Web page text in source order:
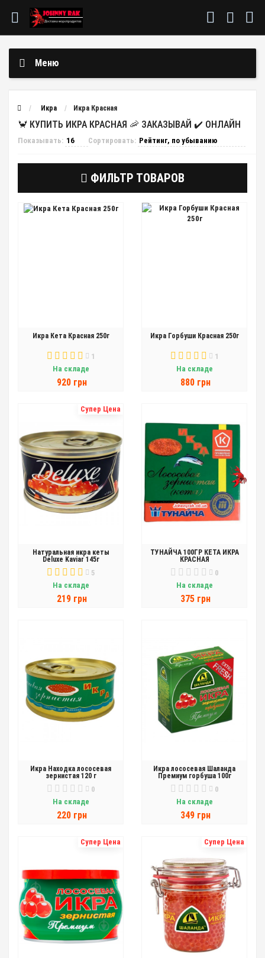
Меню
Икра Икра Красная
🦀 КУПИТЬ ИКРА КРАСНАЯ 🦐 ЗАКАЗЫВАЙ ✔️ ОНЛАЙН
Показывать: Сортировать:
ФИЛЬТР ТОВАРОВ
Икра Кета Красная 250г
1
На складе
920 грн
Икра Горбуши Красная 250г
1
На складе
880 грн
Супер Цена
Натуральная икра кеты
Deluxe Kaviar 145г
5
На складе
219 грн
ТУНАЙЧА 100ГР КЕТА ИКРА
КРАСНАЯ
0
На складе
375 грн
Икра Находка лососевая
зернистая 120 г
0
На складе
220 грн
Икра лососевая Шаланда
Премиум горбуша 100г
0
На складе
349 грн
Супер Цена Супер Цена